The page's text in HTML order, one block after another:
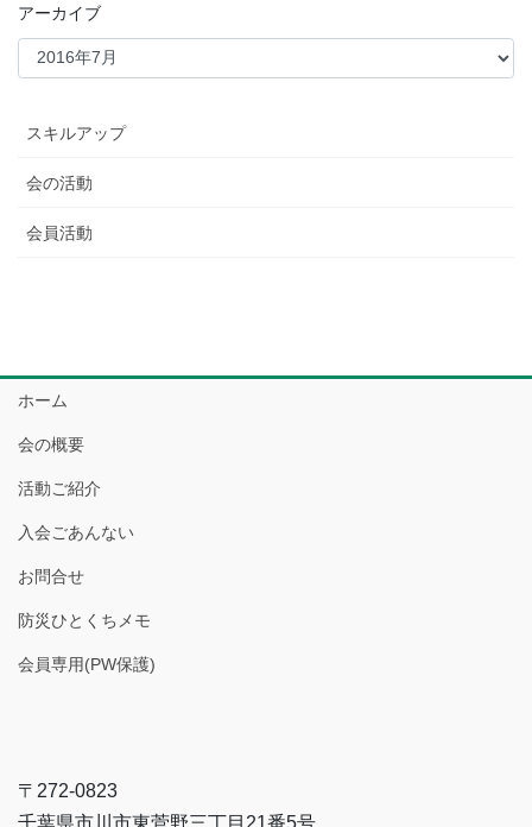
アーカイブ
スキルアップ
会の活動
会員活動
ホーム
会の概要
活動ご紹介
入会ごあんない
お問合せ
防災ひとくちメモ
会員専用(PW保護)
〒272-0823
千葉県市川市東菅野三丁目21番5号